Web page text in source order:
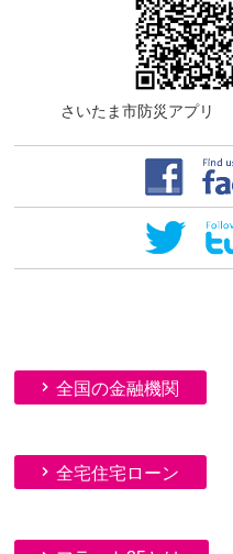
さいたま市防災アプリ
全国の金融機関
全宅住宅ローン